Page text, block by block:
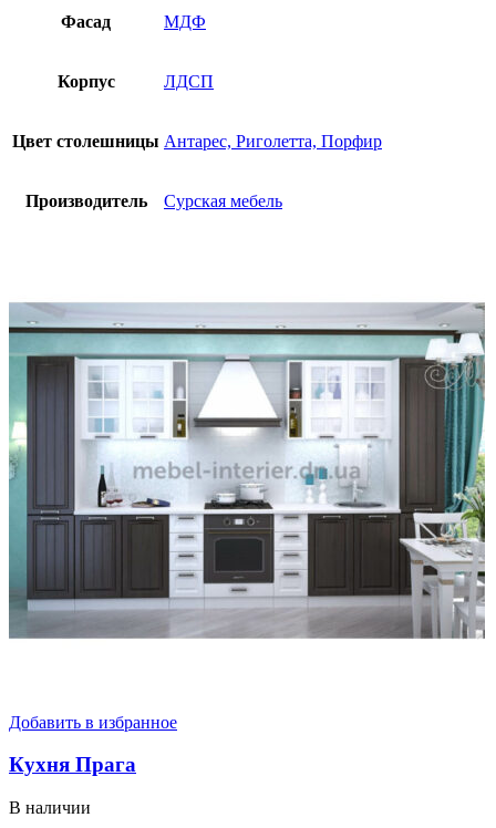
Фасад МДФ
Корпус ЛДСП
Цвет столешницы Антарес, Риголетта, Порфир
Производитель Сурская мебель
Добавить в избранное
Кухня Прага
В наличии